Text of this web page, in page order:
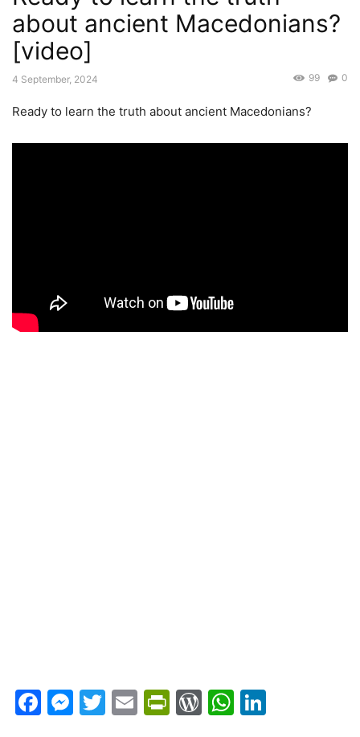
about ancient Macedonians?
[video]
4 September, 2024 0
99
Ready to learn the truth about ancient Macedonians?
Facebook
Messenger
Twitter
EmailPrintFriendly
WordPress
WhatsApp